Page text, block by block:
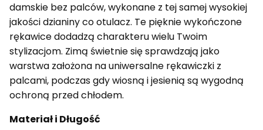
damskie bez palców, wykonane z tej samej wysokiej
jakości dzianiny co otulacz. Te pięknie wykończone
rękawice dodadzą charakteru wielu Twoim
stylizacjom. Zimą świetnie się sprawdzają jako
warstwa założona na uniwersalne rękawiczki z
palcami, podczas gdy wiosną i jesienią są wygodną
ochroną przed chłodem.
Materiał i Długość